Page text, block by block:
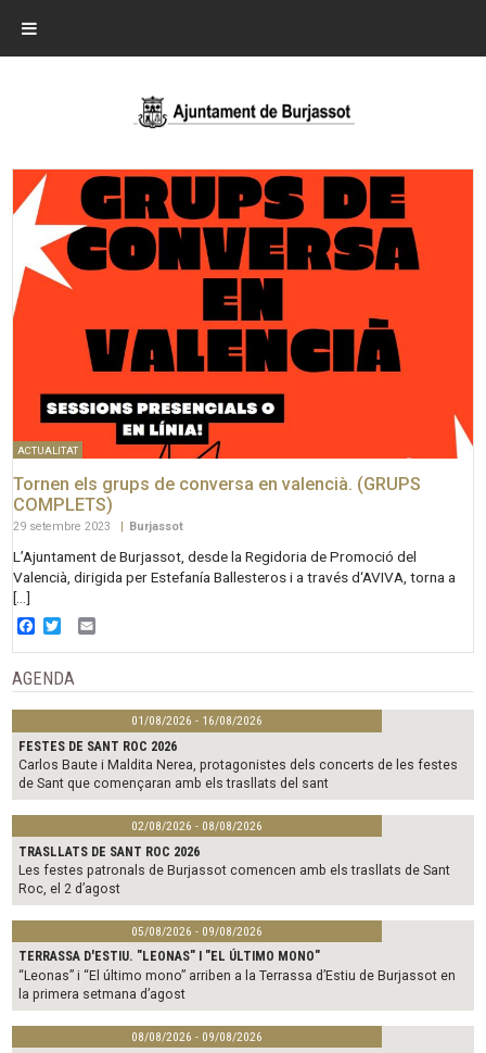
ACTUALITAT
Tornen els grups de conversa en valencià. (GRUPS
COMPLETS)
29 setembre 2023 Burjassot
L’Ajuntament de Burjassot, desde la Regidoria de Promoció del
Valencià, dirigida per Estefanía Ballesteros i a través d‘AVIVA, torna a
[…]
Facebook
Twitter
AGENDA
01/08/2026 - 16/08/2026
FESTES DE SANT ROC 2026
Carlos Baute i Maldita Nerea, protagonistes dels concerts de les festes
de Sant que començaran amb els trasllats del sant
02/08/2026 - 08/08/2026
TRASLLATS DE SANT ROC 2026
Les festes patronals de Burjassot comencen amb els trasllats de Sant
Roc, el 2 d’agost
05/08/2026 - 09/08/2026
TERRASSA D'ESTIU. "LEONAS" I "EL ÚLTIMO MONO"
“Leonas” i “El último mono” arriben a la Terrassa d’Estiu de Burjassot en
la primera setmana d’agost
08/08/2026 - 09/08/2026